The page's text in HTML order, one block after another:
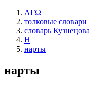
ΛΓΩ
толковые словари
словарь Кузнецова
Н
нарты
нарты